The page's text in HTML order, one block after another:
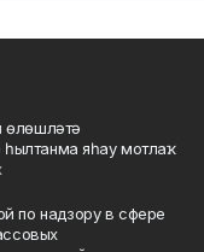
өлөшләтә
яһау мотлаҡ.
по надзору в сфере